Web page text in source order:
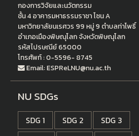
กองการวิจัยและนวัตกรรม
ชั้น 4 อาคารมหาธรรมราชา โซน A
มหาวิทยาลัยนเรศวร 99 หมู่ 9 ตำบลท่าโพธิ์
อำเภอเมืองพิษณุโลก จังหวัดพิษณุโลก
รหัสไปรษณีย์ 65000
โทรศัพท์ : 0-5596- 8745
Email: ESPReLNU@nu.ac.th
NU SDGs
SDG 1 SDG 2
SDG 3